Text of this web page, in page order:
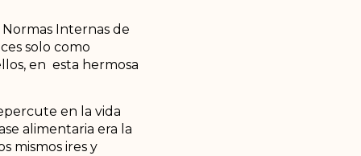
Internas de
solo como
en esta hermosa
en la vida
alimentaria era la
mismos ires y